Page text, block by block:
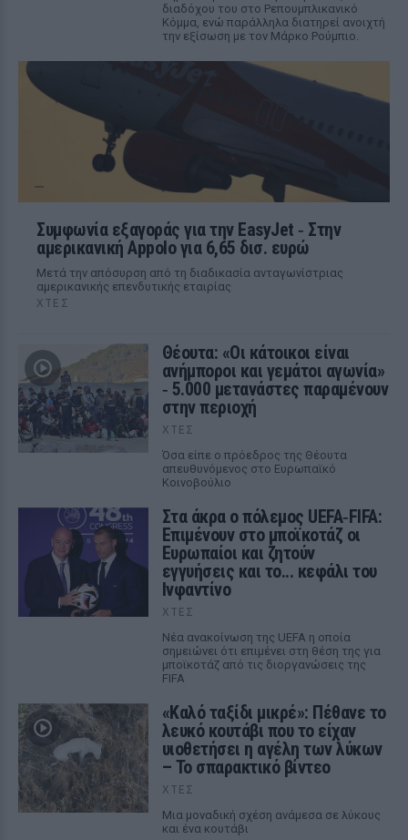
διαδόχου του στο Ρεπουμπλικανικό
Κόμμα, ενώ παράλληλα διατηρεί ανοιχτή
την εξίσωση με τον Μάρκο Ρούμπιο.
Συμφωνία εξαγοράς για την EasyJet ‑ Στην
αμερικανική Appolo για 6,65 δισ. ευρώ
Μετά την απόσυρση από τη διαδικασία ανταγωνίστριας
αμερικανικής επενδυτικής εταιρίας
ΧΤΕΣ
Θέουτα: «Οι κάτοικοι είναι
ανήμποροι και γεμάτοι αγωνία»
‑ 5.000 μετανάστες παραμένουν
στην περιοχή
ΧΤΕΣ
Όσα είπε ο πρόεδρος της Θέουτα
απευθυνόμενος στο Ευρωπαϊκό
Κοινοβούλιο
Στα άκρα ο πόλεμος UEFA‑FIFA:
Επιμένουν στο μποϊκοτάζ οι
Ευρωπαίοι και ζητούν
εγγυήσεις και το... κεφάλι του
Ινφαντίνο
ΧΤΕΣ
Νέα ανακοίνωση της UEFA η οποία
σημειώνει ότι επιμένει στη θέση της για
μποϊκοτάζ από τις διοργανώσεις της
FIFA
«Καλό ταξίδι μικρέ»: Πέθανε το
λευκό κουτάβι που το είχαν
υιοθετήσει η αγέλη των λύκων
– Το σπαρακτικό βίντεο
ΧΤΕΣ
Μια μοναδική σχέση ανάμεσα σε λύκους
και ένα κουτάβι